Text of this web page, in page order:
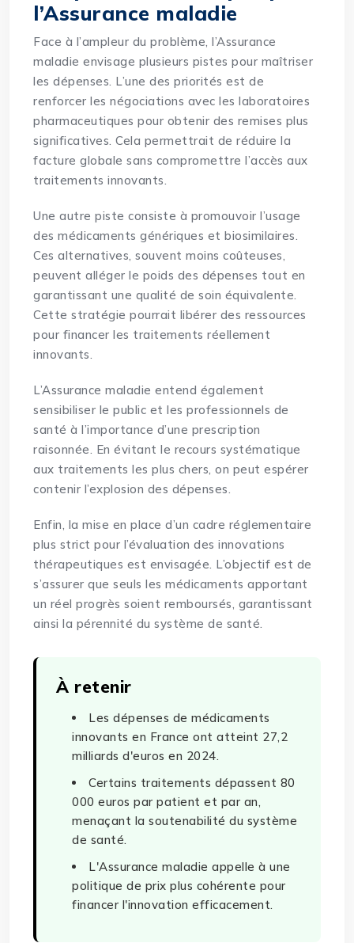
l’Assurance maladie
Face à l’ampleur du problème, l’Assurance
maladie envisage plusieurs pistes pour maîtriser
les dépenses. L’une des priorités est de
renforcer les négociations avec les laboratoires
pharmaceutiques pour obtenir des remises plus
significatives. Cela permettrait de réduire la
facture globale sans compromettre l’accès aux
traitements innovants.
Une autre piste consiste à promouvoir l’usage
des médicaments génériques et biosimilaires.
Ces alternatives, souvent moins coûteuses,
peuvent alléger le poids des dépenses tout en
garantissant une qualité de soin équivalente.
Cette stratégie pourrait libérer des ressources
pour financer les traitements réellement
innovants.
L’Assurance maladie entend également
sensibiliser le public et les professionnels de
santé à l’importance d’une prescription
raisonnée. En évitant le recours systématique
aux traitements les plus chers, on peut espérer
contenir l’explosion des dépenses.
Enfin, la mise en place d’un cadre réglementaire
plus strict pour l’évaluation des innovations
thérapeutiques est envisagée. L’objectif est de
s’assurer que seuls les médicaments apportant
un réel progrès soient remboursés, garantissant
ainsi la pérennité du système de santé.
À retenir
Les dépenses de médicaments
innovants en France ont atteint 27,2
milliards d'euros en 2024.
Certains traitements dépassent 80
000 euros par patient et par an,
menaçant la soutenabilité du système
de santé.
L'Assurance maladie appelle à une
politique de prix plus cohérente pour
financer l'innovation efficacement.